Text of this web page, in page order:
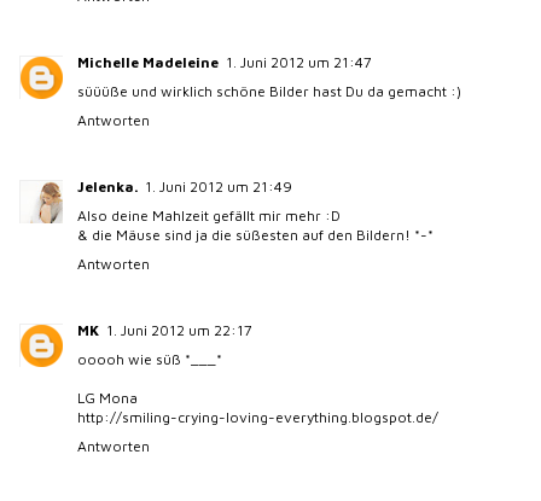
Michelle Madeleine 1. Juni 2012 um 21:47
süüüße und wirklich schöne Bilder hast Du da gemacht :)
Antworten
Jelenka. 1. Juni 2012 um 21:49
Also deine Mahlzeit gefällt mir mehr :D
& die Mäuse sind ja die süßesten auf den Bildern! *-*
Antworten
MK 1. Juni 2012 um 22:17
ooooh wie süß *___*
LG Mona
http://smiling-crying-loving-everything.blogspot.de/
Antworten